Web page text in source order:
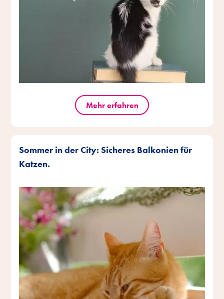
Mehr erfahren
Sommer in der City: Sicheres Balkonien für
Katzen.